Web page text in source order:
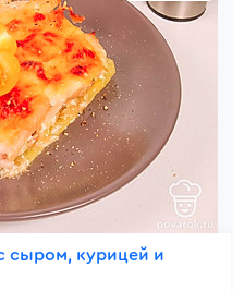
сыром, курицей и